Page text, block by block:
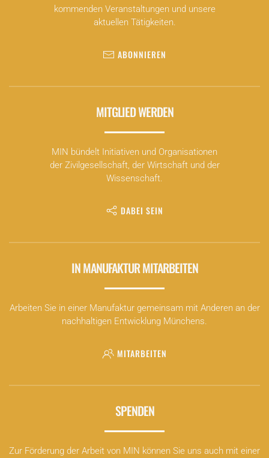
kommenden Veranstaltungen und unsere
aktuellen Tätigkeiten.
ABONNIEREN
MITGLIED WERDEN
MIN bündelt Initiativen und Organisationen
der Zivilgesellschaft, der Wirtschaft und der
Wissenschaft.
DABEI SEIN
IN MANUFAKTUR MITARBEITEN
Arbeiten Sie in einer Manufaktur gemeinsam mit Anderen an der
nachhaltigen Entwicklung Münchens.
MITARBEITEN
SPENDEN
Zur Förderung der Arbeit von MIN können Sie uns auch mit einer